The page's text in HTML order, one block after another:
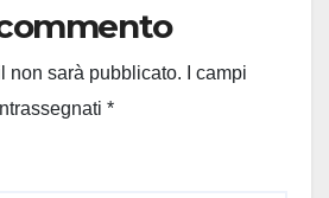
non sarà pubblicato.
I campi
*